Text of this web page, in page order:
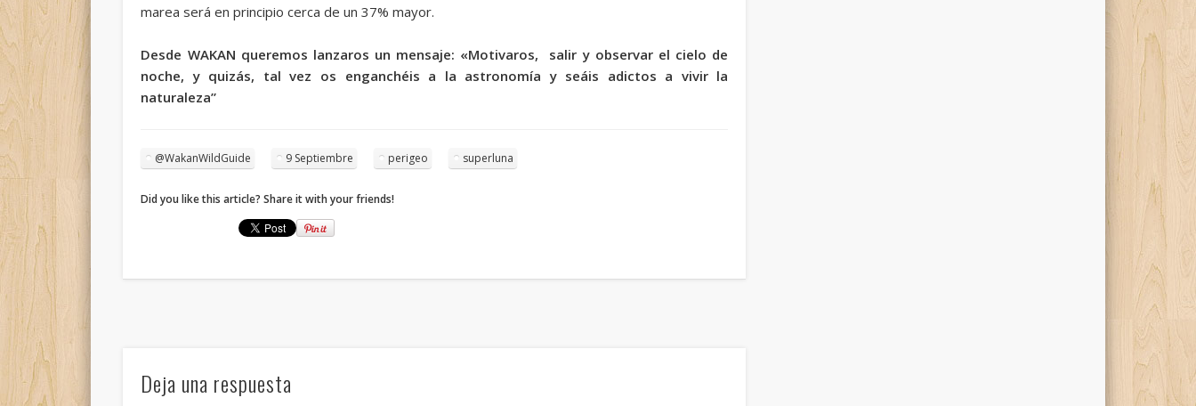
marea será en principio cerca de un 37% mayor.
Desde WAKAN queremos lanzaros un mensaje: «Motivaros, salir y observar el cielo de
noche, y quizás, tal vez os enganchéis a la astronomía y seáis adictos a vivir la
naturaleza”
@WakanWildGuide 9 Septiembre perigeo superluna
Did you like this article? Share it with your friends!
Deja una respuesta